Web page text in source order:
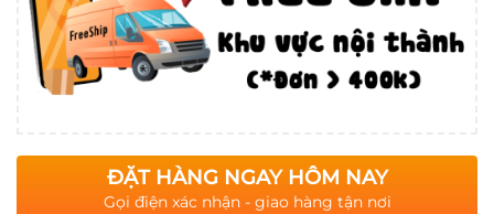
ĐẶT HÀNG NGAY HÔM NAY
Gọi điện xác nhận - giao hàng tận nơi